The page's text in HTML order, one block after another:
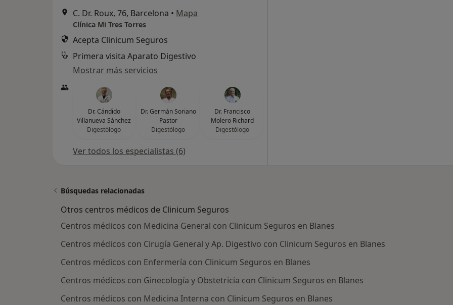
C. Dr. Roux, 76, Barcelona • Mapa
Clínica Mi Tres Torres
Acepta Clinicum Seguros
Primera visita Aparato Digestivo
Mostrar más servicios
Dr. Cándido
Villanueva Sánchez
Digestólogo
Dr. Germán Soriano
Pastor
Digestólogo
Dr. Francisco
Molero Richard
Digestólogo
Ver todos los especialistas (6)
Búsquedas relacionadas
Otros centros médicos de Clinicum Seguros
Centros médicos con Medicina General con Clinicum Seguros en Blanes
Centros médicos con Cirugía General y Ap. Digestivo con Clinicum Seguros en Blanes
Centros médicos con Enfermería con Clinicum Seguros en Blanes
Centros médicos con Ginecología y Obstetricia con Clinicum Seguros en Blanes
Centros médicos con Medicina Interna con Clinicum Seguros en Blanes